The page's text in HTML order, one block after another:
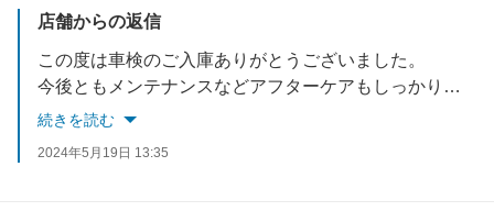
店舗からの返信
この度は車検のご入庫ありがとうございました。
今後ともメンテナンスなどアフターケアもしっかりさせていただきますので、よろしくお願いいたします。
続きを読む
2024年5月19日 13:35